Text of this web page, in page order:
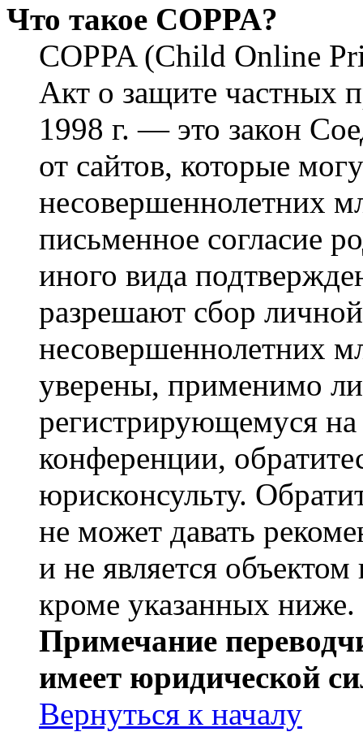
Что такое COPPA?
COPPA (Child Online
Акт о защите частных
1998 г. — это закон
от сайтов, которые
несовершеннолетних
письменное согласие
иного вида
разрешают сбор
несовершеннолетних
уверены, применимо
регистрирующемуся
конференции,
юрисконсульту.
не может давать
и не является
кроме указанных ниже.
Примечание
имеет юридической
Вернуться к началу